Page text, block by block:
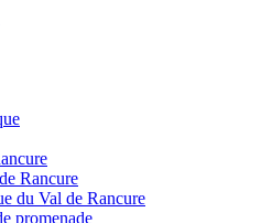
Rancure
du Val de Rancure
promenade